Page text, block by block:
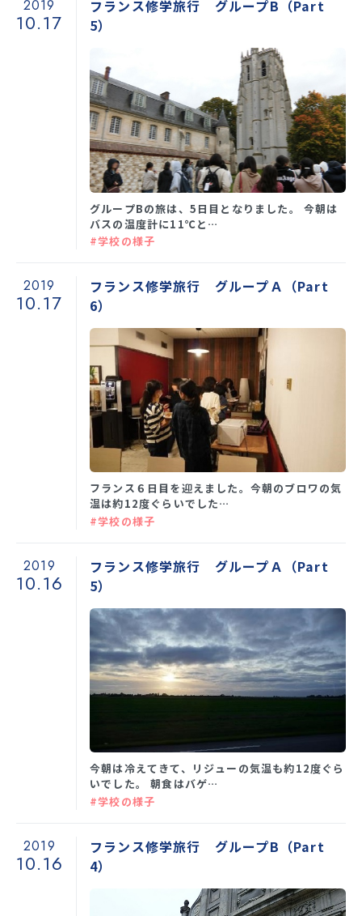
2019
10.17
フランス修学旅行 グループB（Part
5）
グループBの旅は、5日目となりました。 今朝は
バスの温度計に11℃と…
#学校の様子
2019
10.17
フランス修学旅行 グループＡ（Part
6）
フランス６日目を迎えました。今朝のブロワの気
温は約12度ぐらいでした…
#学校の様子
2019
10.16
フランス修学旅行 グループＡ（Part
5）
今朝は冷えてきて、リジューの気温も約12度ぐら
いでした。 朝食はバゲ…
#学校の様子
2019
10.16
フランス修学旅行 グループB（Part
4）